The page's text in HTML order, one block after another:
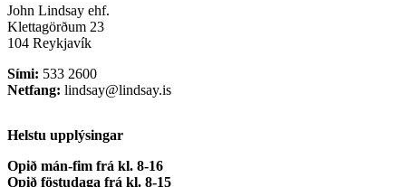
John Lindsay ehf.
Klettagörðum 23
104 Reykjavík
Sími: 533 2600
Netfang: lindsay@lindsay.is
Helstu upplýsingar
Opið mán-fim frá kl. 8-16
Opið föstudaga frá kl. 8-15